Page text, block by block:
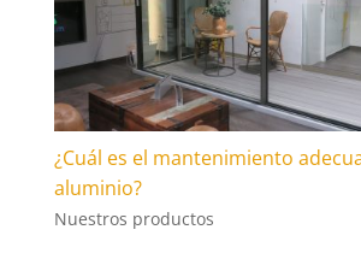
¿Cuál es el mantenimiento
aluminio?
Nuestros productos